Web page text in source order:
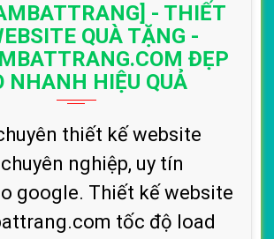
- THIẾT
QUÀ TẶNG -
ĐẸP
NHANH HIỆU QUẢ
thiết kế website
nghiệp, uy tín
google. Thiết kế website
tốc độ load